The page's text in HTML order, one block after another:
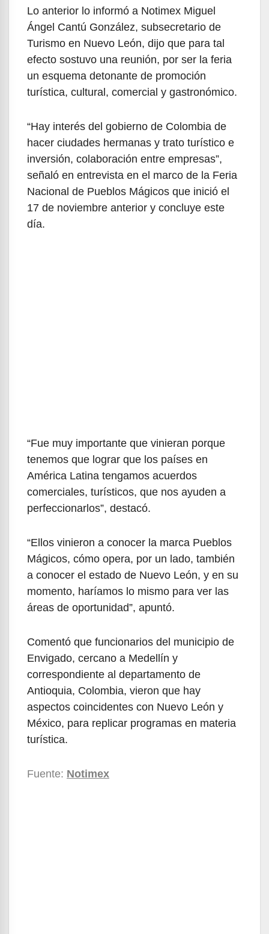
Lo anterior lo informó a Notimex Miguel
Ángel Cantú González, subsecretario de
Turismo en Nuevo León, dijo que para tal
efecto sostuvo una reunión, por ser la feria
un esquema detonante de promoción
turística, cultural, comercial y gastronómico.
“Hay interés del gobierno de Colombia de
hacer ciudades hermanas y trato turístico e
inversión, colaboración entre empresas”,
señaló en entrevista en el marco de la Feria
Nacional de Pueblos Mágicos que inició el
17 de noviembre anterior y concluye este
día.
“Fue muy importante que vinieran porque
tenemos que lograr que los países en
América Latina tengamos acuerdos
comerciales, turísticos, que nos ayuden a
perfeccionarlos”, destacó.
“Ellos vinieron a conocer la marca Pueblos
Mágicos, cómo opera, por un lado, también
a conocer el estado de Nuevo León, y en su
momento, haríamos lo mismo para ver las
áreas de oportunidad”, apuntó.
Comentó que funcionarios del municipio de
Envigado, cercano a Medellín y
correspondiente al departamento de
Antioquia, Colombia, vieron que hay
aspectos coincidentes con Nuevo León y
México, para replicar programas en materia
turística.
Fuente: Notimex